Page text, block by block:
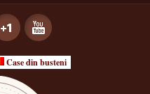
Case din busteni